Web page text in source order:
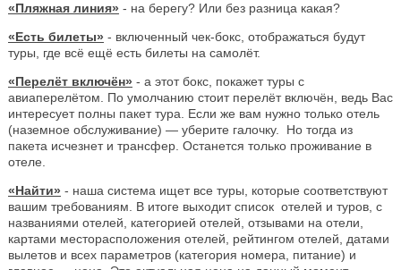
«Пляжная линия» - на берегу? Или без разница какая?
«Есть билеты» - включенный чек-бокс, отображаться будут
туры, где всё ещё есть билеты на самолёт.
«Перелёт включён» - а этот бокс, покажет туры с
авиаперелётом. По умолчанию стоит перелёт включён, ведь Вас
интересует полны пакет тура. Если же вам нужно только отель
(наземное обслуживание) — уберите галочку. Но тогда из
пакета исчезнет и трансфер. Останется только проживание в
отеле.
«Найти» - наша система ищет все туры, которые соответствуют
вашим требованиям. В итоге выходит список отелей и туров, с
названиями отелей, категорией отелей, отзывами на отели,
картами месторасположения отелей, рейтингом отелей, датами
вылетов и всех параметров (категория номера, питание) и